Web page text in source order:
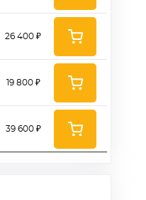
26 400 ₽
19 800 ₽
39 600 ₽